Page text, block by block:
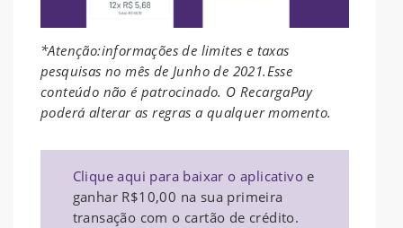
*Atenção:informações de limites e taxas
pesquisas no mês de Junho de 2021.Esse
conteúdo não é patrocinado. O RecargaPay
poderá alterar as regras a qualquer momento.
Clique aqui para baixar o aplicativo e
ganhar R$10,00 na sua primeira
transação com o cartão de crédito.